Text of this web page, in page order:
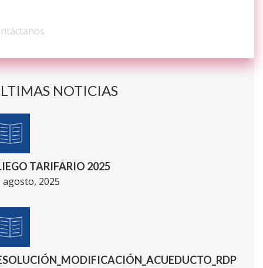
NOTICIAS
TARIFARIO 2025
agosto, 2025